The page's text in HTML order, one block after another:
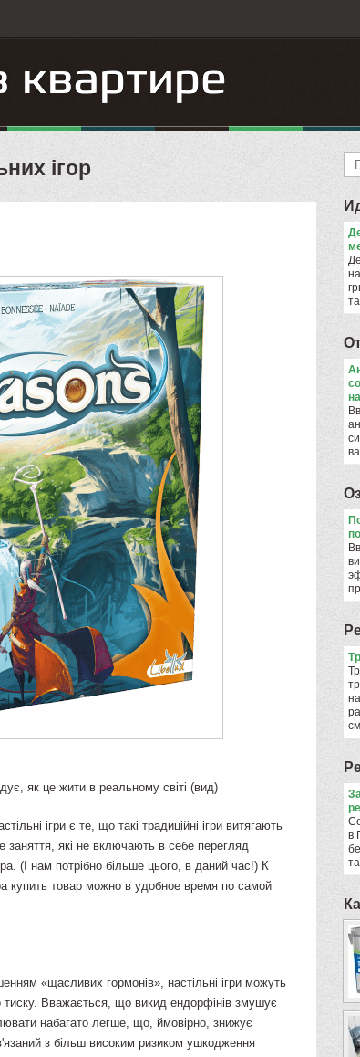
ігор
як це жити в реальному світі (вид)
ігри є те, що такі традиційні ігри витягають
заняття, які не включають в себе перегляд
(І нам потрібно більше цього, в даний час!) К
купить товар можно в удобное время по самой
«щасливих гормонів», настільні ігри можуть
тиску. Вважається, що викид ендорфінів змушує
набагато легше, що, ймовірно, знижує
з більш високим ризиком ушкодження
в